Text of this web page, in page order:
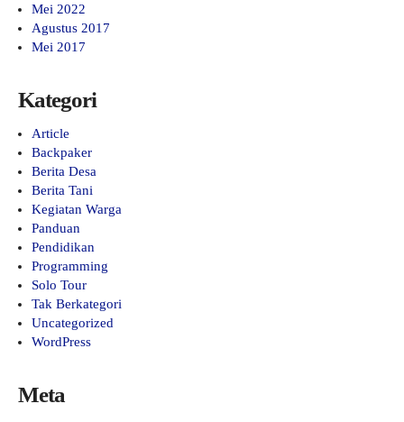
Mei 2022
Agustus 2017
Mei 2017
Kategori
Article
Backpaker
Berita Desa
Berita Tani
Kegiatan Warga
Panduan
Pendidikan
Programming
Solo Tour
Tak Berkategori
Uncategorized
WordPress
Meta